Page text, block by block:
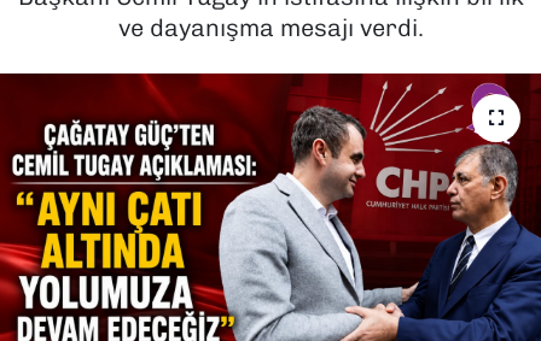
ve dayanışma mesajı verdi.
SAĞLIK
TEKNOLOJİ
YAŞAM
YEREL YÖNETİMLER